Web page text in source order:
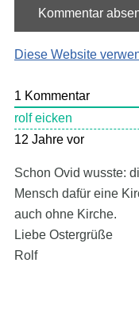
Diese Website
1 Kommentar
rolf eicken
12 Jahre vor
Schon Ovid wusste:
Mensch dafür eine
auch ohne Kirche.
Liebe Ostergrüße
Rolf